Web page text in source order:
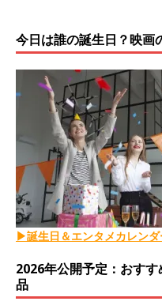
今日は誰の誕生日？映画
▶誕生日＆エンタメカレンダ
2026年公開予定：おす
品